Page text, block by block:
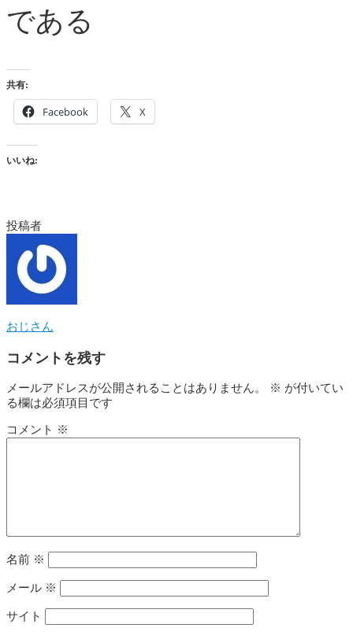
である
共有:
Facebook X
いいね:
投稿者
おじさん
コメントを残す
メールアドレスが公開されることはありません。 ※ が付いてい
る欄は必須項目です
コメント ※
名前 ※
メール ※
サイト